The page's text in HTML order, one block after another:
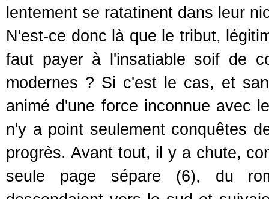
lentement se ratatinent dans leur
N'est-ce donc là que le tribut,
faut payer à l'insatiable soif de
modernes ? Si c'est le cas, et
animé d'une force inconnue avec
n'y a point seulement conquêtes
progrès. Avant tout, il y a chute,
seule page sépare (6), du